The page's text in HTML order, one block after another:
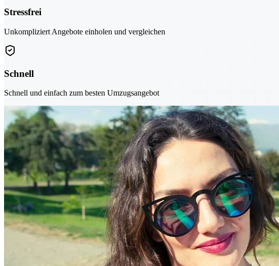
Stressfrei
Unkompliziert Angebote einholen und vergleichen
Schnell
Schnell und einfach zum besten Umzugsangebot